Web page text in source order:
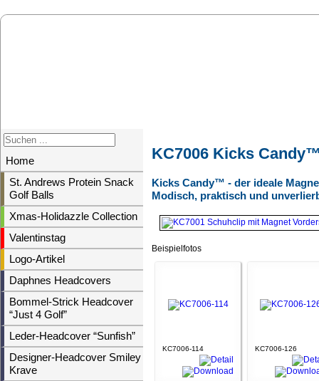
Home
St. Andrews Protein Snack
Golf Balls
Xmas-Holidazzle Collection
Valentinstag
Logo-Artikel
Daphnes Headcovers
Bommel-Strick Headcover
“Just 4 Golf”
Leder-Headcover “Sunfish”
Designer-Headcover Smiley &
Krave
KC7006 Kicks
Kicks Candy™ - der ideale
Modisch, praktisch und
Beispielfotos
KC7006-114 KC7006-126